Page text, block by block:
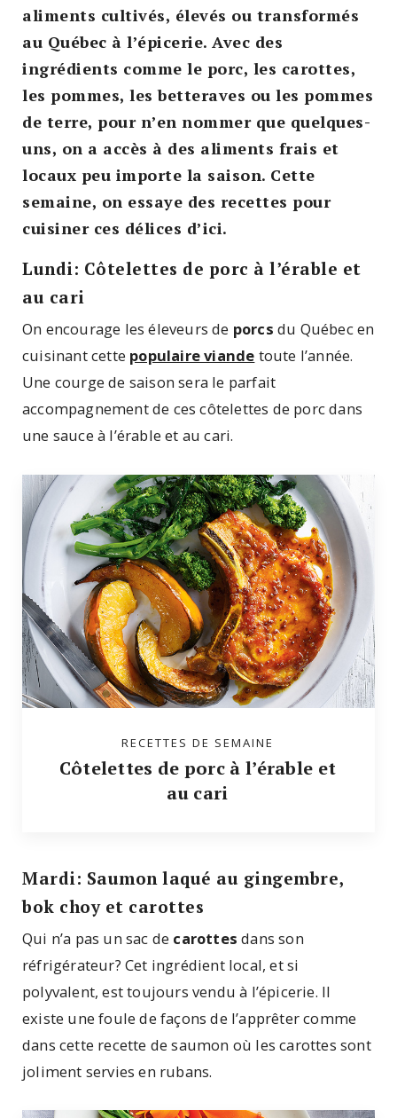
aliments cultivés, élevés ou transformés
au Québec à l’épicerie. Avec des
ingrédients comme le porc, les carottes,
les pommes, les betteraves ou les pommes
de terre, pour n’en nommer que quelques-
uns, on a accès à des aliments frais et
locaux peu importe la saison. Cette
semaine, on essaye des recettes pour
cuisiner ces délices d’ici.
Lundi: Côtelettes de porc à l’érable et
au cari
On encourage les éleveurs de porcs du Québec en
cuisinant cette populaire viande toute l’année.
Une courge de saison sera le parfait
accompagnement de ces côtelettes de porc dans
une sauce à l’érable et au cari.
RECETTES DE SEMAINE
Côtelettes de porc à l’érable et
au cari
Mardi: Saumon laqué au gingembre,
bok choy et carottes
Qui n’a pas un sac de carottes dans son
réfrigérateur? Cet ingrédient local, et si
polyvalent, est toujours vendu à l’épicerie. Il
existe une foule de façons de l’apprêter comme
dans cette recette de saumon où les carottes sont
joliment servies en rubans.